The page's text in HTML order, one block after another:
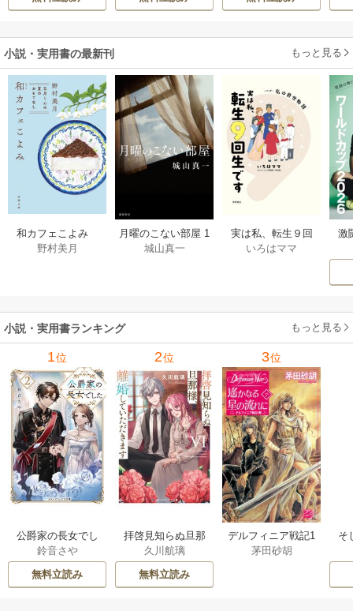
h-goon 伝～
二
小説・実用書の最新刊 もっと見る
和カフェこよみ
五月くんの夏のお
野村美月
月曜のこない部屋 1
巻
城山真一
実は私、転生９回
生です マンガ
いろはママ
激
小説・実用書ランキング もっと見る
1位
公爵家の長女でし
た
鈴音さや
無料立読み
2位
拝啓見知らぬ旦那
様、離婚していた
だきます
久川航璃
無料立読み
3位
デルフィニア戦記1
茅田砂胡
そ